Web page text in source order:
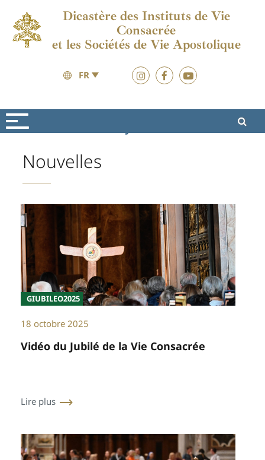
Dicastère des Instituts de Vie
Consacrée
et les Sociétés de Vie Apostolique
FR
Nouvelles
GIUBILEO2025
18 octobre 2025
Vidéo du Jubilé de la Vie Consacrée
Lire plus